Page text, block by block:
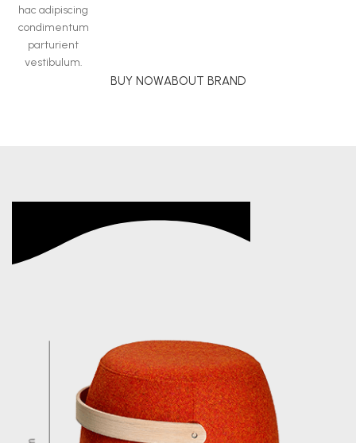
hac adipiscing
condimentum
parturient
vestibulum.
BUY NOWABOUT BRAND